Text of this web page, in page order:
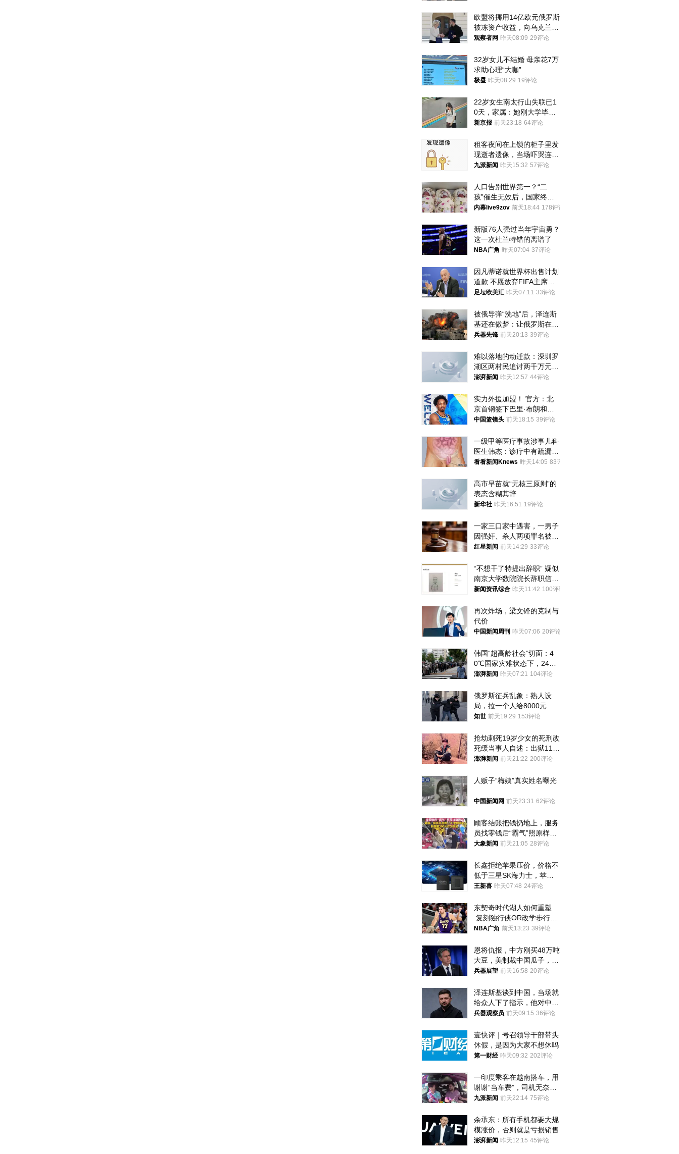
欧盟将挪用14亿欧元俄罗斯
被冻资产收益，向乌克兰提
供援助
观察者网 昨天08:09 29评论
32岁女儿不结婚 母亲花7万
求助心理“大咖”
极昼 昨天08:29 19评论
22岁女生南太行山失联已1
0天，家属：她刚大学毕业
想到山里旅行
新京报 前天23:18 64评论
租客夜间在上锁的柜子里发
现逝者遗像，当场吓哭连夜
搬离，房东退还押金
九派新闻 昨天15:32 57评论
人口告别世界第一？“二
孩”催生无效后，国家终于
向住房出手了！
内幕live9zov 前天18:44 178评论
新版76人强过当年宇宙勇？
这一次杜兰特错的离谱了
NBA广角 昨天07:04 37评论
因凡蒂诺就世界杯出售计划
道歉 不愿放弃FIFA主席职
位
足坛欧美汇 昨天07:11 33评论
被俄导弹“洗地”后，泽连斯
基还在做梦：让俄罗斯在冬
季前求和？
兵器先锋 前天20:13 39评论
难以落地的动迁款：深圳罗
湖区两村民追讨两千万元动
迁款八年未果
澎湃新闻 昨天12:57 44评论
实力外援加盟！ 官方：北
京首钢签下巴里·布朗和桑
普森
中国篮镜头 前天18:15 39评论
一级甲等医疗事故涉事儿科
医生韩杰：诊疗中有疏漏，
我认错，但不能认罪
看看新闻Knews 昨天14:05 83评论
高市早苗就“无核三原则”的
表态含糊其辞
新华社 昨天16:51 19评论
一家三口家中遇害，一男子
因强奸、杀人两项罪名被判
死缓 最高检介入后改判无
红星新闻 前天14:29 33评论
“不想干了特提出辞职” 疑似
南京大学数院院长辞职信流
传 院方回应
新闻资讯综合 昨天11:42 100评论
再次炸场，梁文锋的克制与
代价
中国新闻周刊 昨天07:06 20评论
韩国“超高龄社会”切面：4
0℃国家灾难状态下，2400
名首尔老人还在巷子里收废
澎湃新闻 昨天07:21 104评论
俄罗斯征兵乱象：熟人设
局，拉一个人给8000元
知世 前天19:29 153评论
抢劫刺死19岁少女的死刑改
死缓当事人自述：出狱11年
间始终刻意躲避被害人家属
澎湃新闻 前天21:22 200评论
人贩子“梅姨”真实姓名曝光
中国新闻网 前天23:31 62评论
顾客结账把钱扔地上，服务
员找零钱后“霸气”照原样扔
回去
大象新闻 前天21:05 28评论
长鑫拒绝苹果压价，价格不
低于三星SK海力士，苹果
失去了议价权
王新喜 昨天07:48 24评论
东契奇时代湖人如何重塑
复刻独行侠OR改学步行
者？
NBA广角 前天13:23 39评论
恩将仇报，中方刚买48万吨
大豆，美制裁中国瓜子，布
林肯措辞变了
兵器展望 前天16:58 20评论
泽连斯基谈到中国，当场就
给众人下了指示，他对中国
和中乌关系，显然又有了新
兵器观察员 前天09:15 36评论
壹快评｜号召领导干部带头
休假，是因为大家不想休吗
第一财经 昨天09:32 202评论
一印度乘客在越南搭车，用
谢谢“当车费”，司机无奈发
笑；印度网友：不代表印度
九派新闻 前天22:14 75评论
余承东：所有手机都要大规
模涨价，否则就是亏损销售
澎湃新闻 昨天12:15 45评论